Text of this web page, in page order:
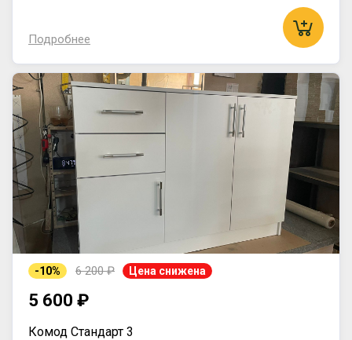
Подробнее
-10% 6 200 ₽ Цена снижена
5 600 ₽
Комод Стандарт 3